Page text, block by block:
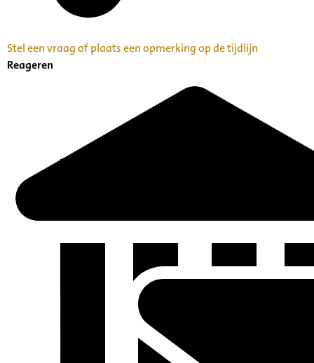
Stel een vraag of plaats een opmerking op de tijdlijn
Reageren